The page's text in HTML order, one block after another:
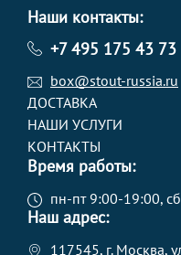
Наши контакты:
+7 495 175 43 73
box@stout-russia.ru
ДОСТАВКА
НАШИ УСЛУГИ
КОНТАКТЫ
Время работы:
пн-пт 9:00-19:00,
Наш адрес:
117545, г. Москва,